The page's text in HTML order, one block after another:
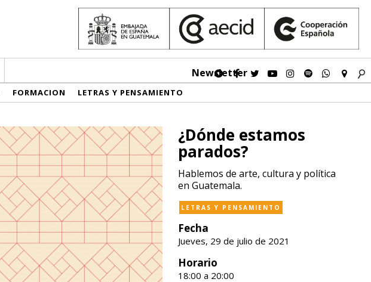
Newsletter
FORMACION LETRAS Y PENSAMIENTO
¿Dónde estamos
parados?
Hablemos de arte, cultura y política
en Guatemala.
LETRAS Y PENSAMIENTO
Fecha
Jueves, 29 de julio de 2021
Horario
18:00 a 20:00